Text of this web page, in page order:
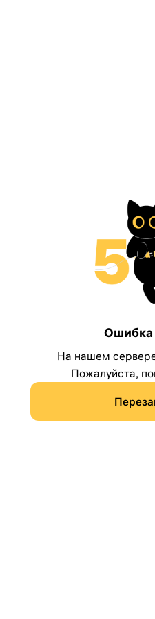
Ошибка
На нашем
Пожалуйста,